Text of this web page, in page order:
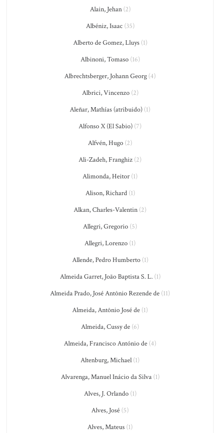
Alain, Jehan(2)
Albéniz, Isaac (35)
Alberto de Gomez, Lluys(1)
Albinoni, Tomaso(16)
Albrechtsberger, Johann Georg (4)
Albrici, Vincenzo(2)
Aleñar, Mathías (atribuido) (1)
Alfonso X (El Sabio) (7)
Alfvén, Hugo (2)
Ali-Zadeh, Franghiz (2)
Alimonda, Heitor (1)
Alison, Richard(1)
Alkan, Charles-Valentin (2)
Allegri, Gregorio (5)
Allegri, Lorenzo (1)
Allende, Pedro Humberto(1)
Almeida Garret, João Baptista S. L.(1)
Almeida Prado, José Antônio Rezende de (11)
Almeida, Antônio José de (1)
Almeida, Cussy de (6)
Almeida, Francisco António de (4)
Altenburg, Michael (1)
Alvarenga, Manuel Inácio da Silva(1)
Alves, J. Orlando(1)
Alves, José (5)
Alves, Mateus (1)